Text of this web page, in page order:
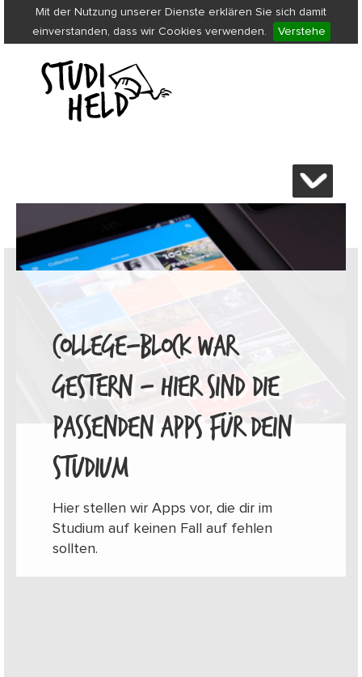
Mit der Nutzung unserer Dienste erklären Sie sich damit
einverstanden, dass wir Cookies verwenden.
Verstehe
COLLEGE-BLOCK WAR
GESTERN – HIER SIND DIE
PASSENDEN APPS FÜR DEIN
STUDIUM
Hier stellen wir Apps vor, die dir im
Studium auf keinen Fall auf fehlen
sollten.